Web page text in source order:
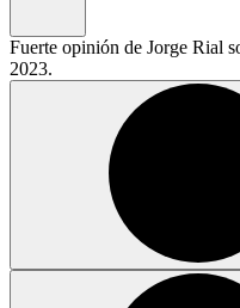
Fuerte opinión de Jorge Rial
2023.